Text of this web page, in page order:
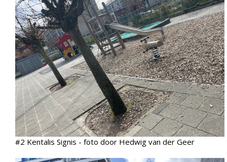
#2 Kentalis Signis - foto door Hedwig van der Geer